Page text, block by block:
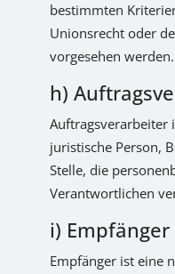
bestimmten
Unionsrecht oder
vorgesehen werden.
h)
Auftragsverarbeiter
juristische Person,
Stelle, die
Verantwortlichen
i) Empfänger
Empfänger ist eine